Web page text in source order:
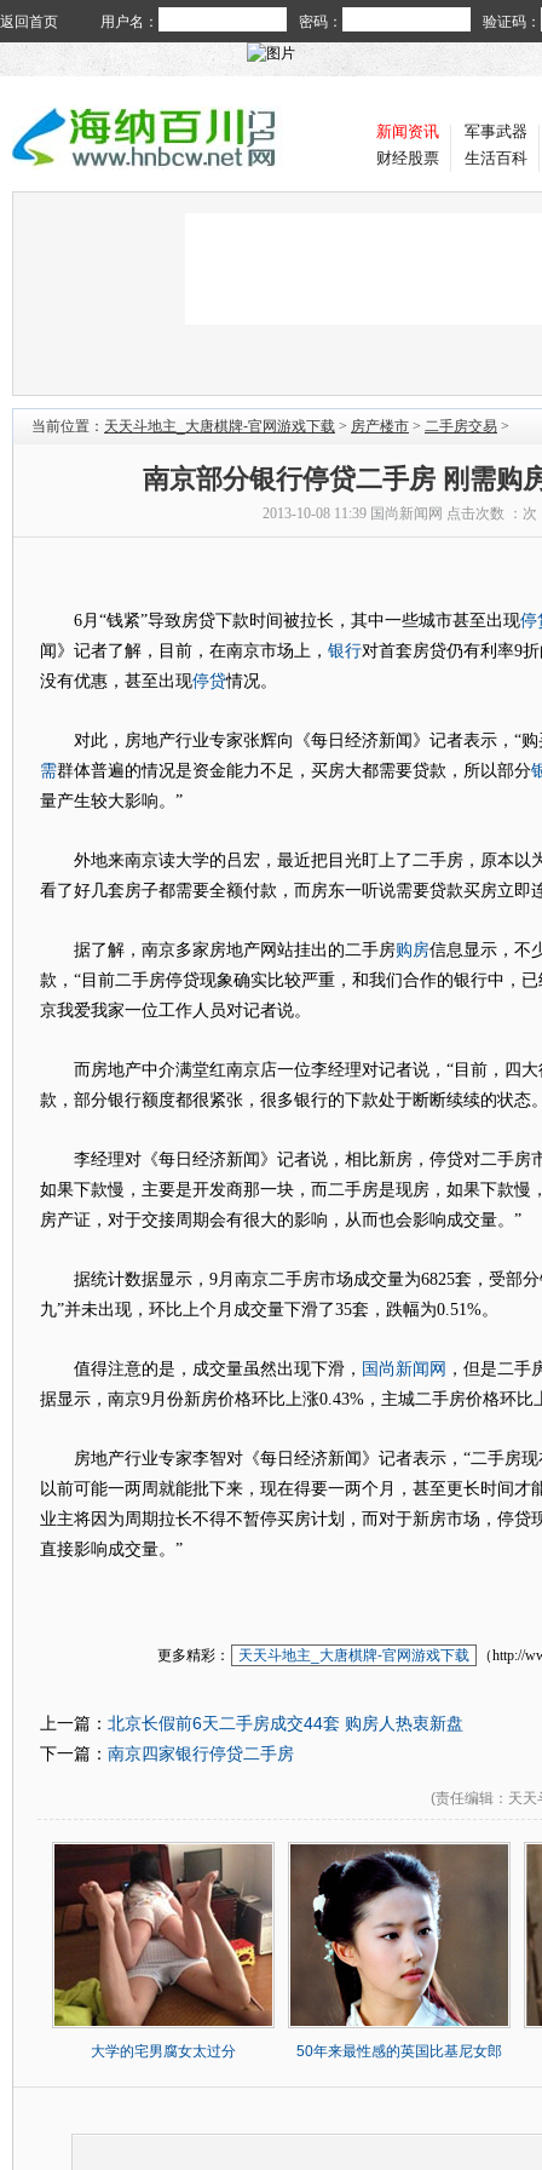
返回首页 用户名： 密码： 验证码：
新闻资讯
财经股票
军事武器
生活百科
当前位置： 天天斗地主_大唐棋牌-官网游戏下载 > 房产楼市 > 二手房交易 >
南京部分银行停贷二手房 刚需购
2013-10-08 11:39 国尚新闻网 点击次数 ： 次
6月“钱紧”导致房贷下款时间被拉长，其中一些城市甚至出现停
闻》记者了解，目前，在南京市场上， 银行对首套房贷仍有利率9
没有优惠，甚至出现停贷情况。
对此，房地产行业专家张辉向《每日经济新闻》记者表示，“购
需群体普遍的情况是资金能力不足，买房大都需要贷款，所以部分
量产生较大影响。”
外地来南京读大学的吕宏，最近把目光盯上了二手房，原本以
看了好几套房子都需要全额付款，而房东一听说需要贷款买房立即
据了解，南京多家房地产网站挂出的二手房购房信息显示，不
款，“目前二手房停贷现象确实比较严重，和我们合作的银行中，
京我爱我家一位工作人员对记者说。
而房地产中介满堂红南京店一位李经理对记者说，“目前，四大
款，部分银行额度都很紧张，很多银行的下款处于断断续续的状态
李经理对《每日经济新闻》记者说，相比新房，停贷对二手房
如果下款慢，主要是开发商那一块，而二手房是现房，如果下款慢
房产证，对于交接周期会有很大的影响，从而也会影响成交量。”
据统计数据显示，9月南京二手房市场成交量为6825套，受部分
九”并未出现，环比上个月成交量下滑了35套，跌幅为0.51%。
值得注意的是，成交量虽然出现下滑， 国尚新闻网 ，但是二手
据显示，南京9月份新房价格环比上涨0.43%，主城二手房价格环比
房地产行业专家李智对《每日经济新闻》记者表示，“二手房现
以前可能一两周就能批下来，现在得要一两个月，甚至更长时间才
业主将因为周期拉长不得不暂停买房计划，而对于新房市场，停贷
直接影响成交量。”
更多精彩： 天天斗地主_大唐棋牌-官网游戏下载 （http://
上一篇： 北京长假前6天二手房成交44套 购房人热衷新盘
下一篇： 南京四家银行停贷二手房
(责任编辑 ：天
大学的宅男腐女太过分 50年来最性感的英国比基尼女郎